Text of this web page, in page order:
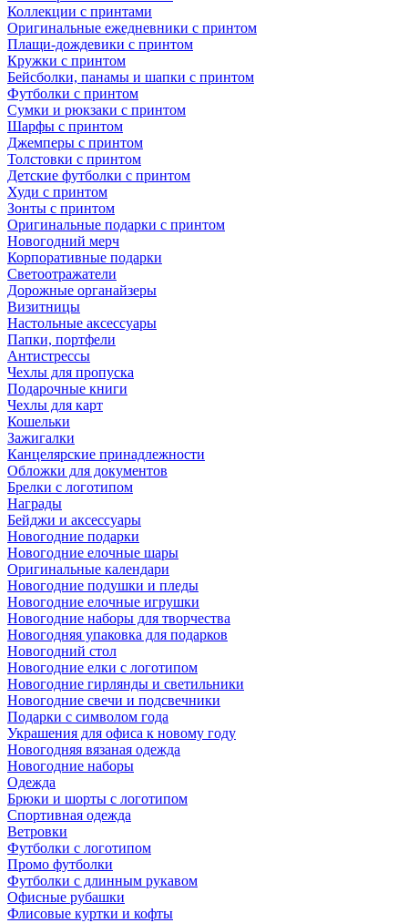
Коллекции с принтами
Оригинальные ежедневники с принтом
Плащи-дождевики с принтом
Кружки с принтом
Бейсболки, панамы и шапки с принтом
Футболки с принтом
Сумки и рюкзаки с принтом
Шарфы с принтом
Джемперы с принтом
Толстовки с принтом
Детские футболки с принтом
Худи с принтом
Зонты с принтом
Оригинальные подарки с принтом
Новогодний мерч
Корпоративные подарки
Светоотражатели
Дорожные органайзеры
Визитницы
Настольные аксессуары
Папки, портфели
Антистрессы
Чехлы для пропуска
Подарочные книги
Чехлы для карт
Кошельки
Зажигалки
Канцелярские принадлежности
Обложки для документов
Брелки с логотипом
Награды
Бейджи и аксессуары
Новогодние подарки
Новогодние елочные шары
Оригинальные календари
Новогодние подушки и пледы
Новогодние елочные игрушки
Новогодние наборы для творчества
Новогодняя упаковка для подарков
Новогодний стол
Новогодние елки с логотипом
Новогодние гирлянды и светильники
Новогодние свечи и подсвечники
Подарки с символом года
Украшения для офиса к новому году
Новогодняя вязаная одежда
Новогодние наборы
Одежда
Брюки и шорты с логотипом
Спортивная одежда
Ветровки
Футболки с логотипом
Промо футболки
Футболки с длинным рукавом
Офисные рубашки
Флисовые куртки и кофты